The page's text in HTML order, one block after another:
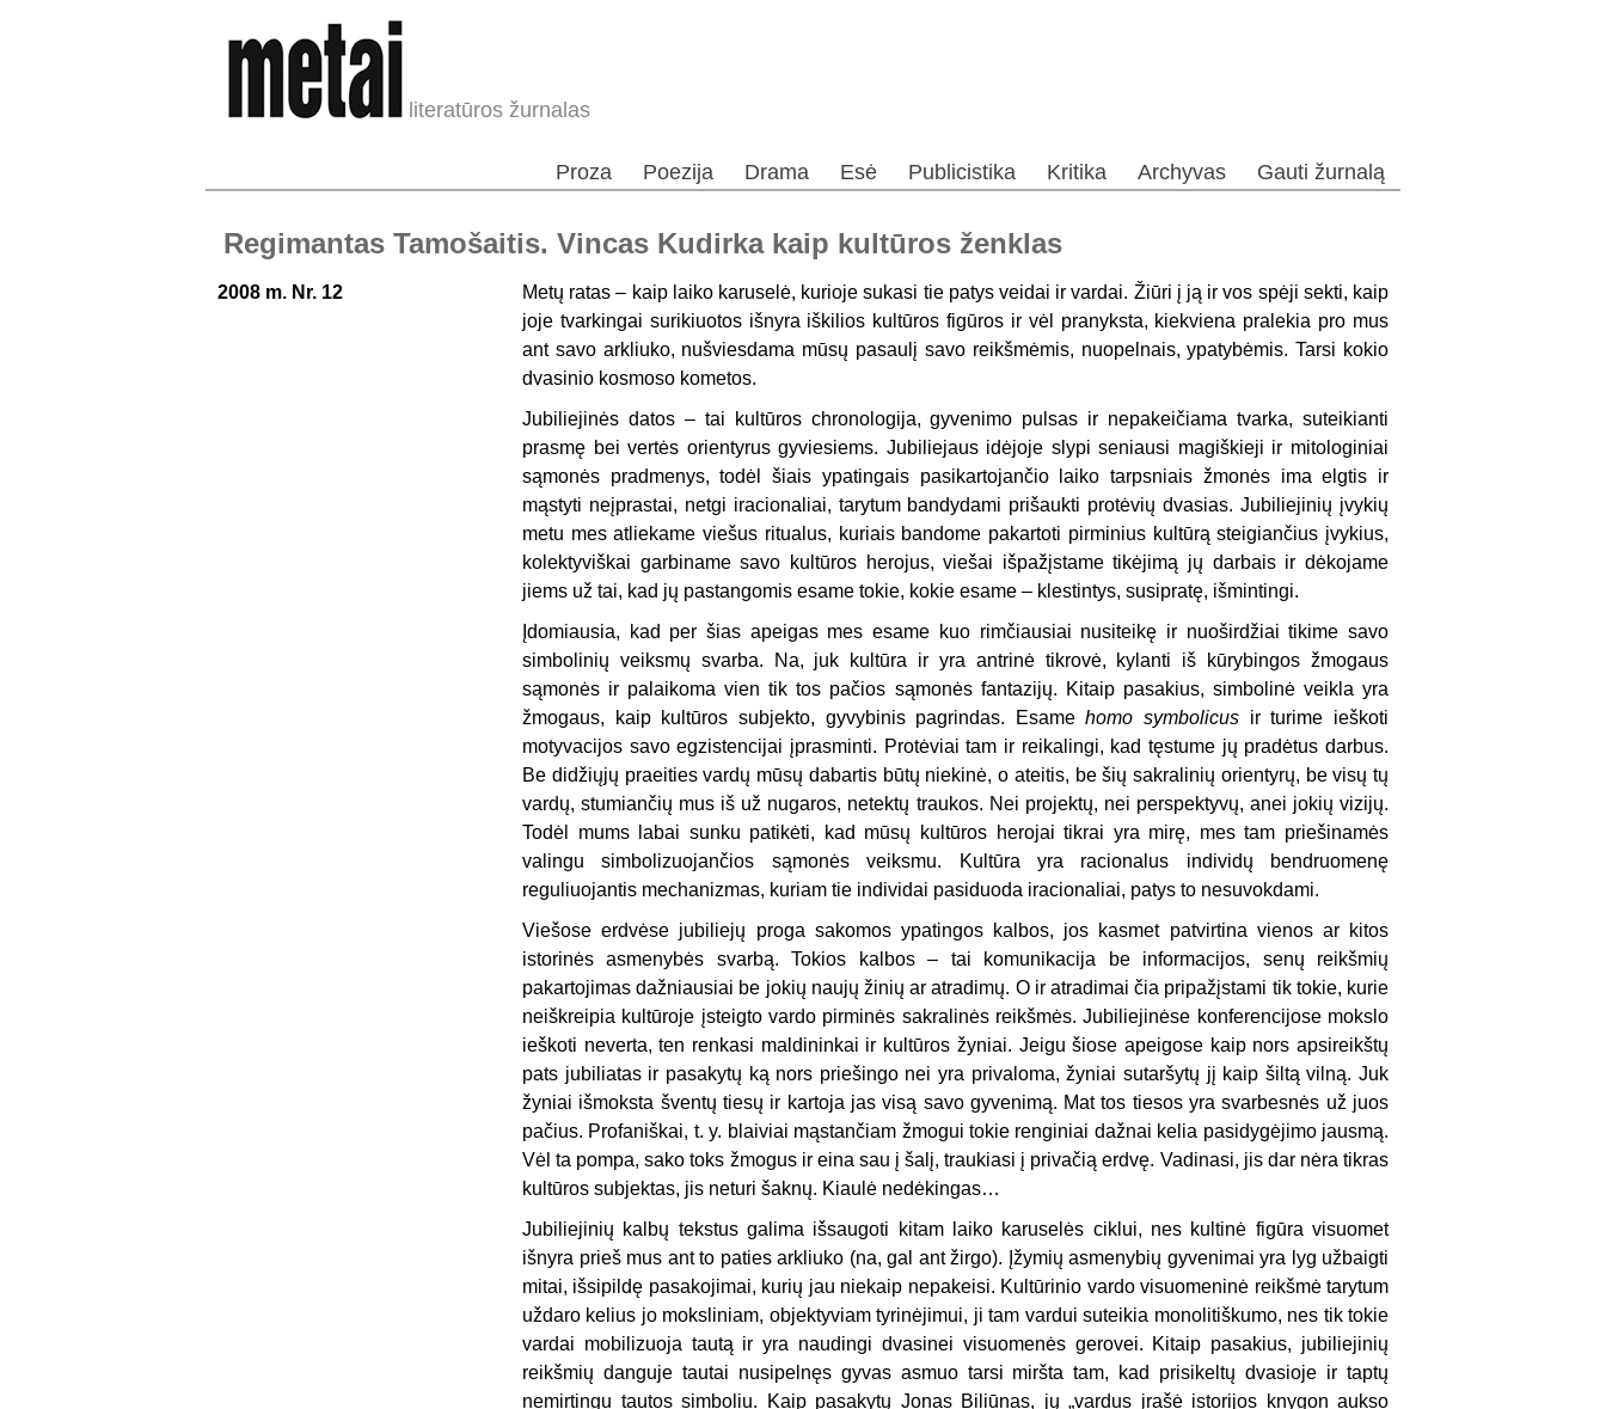
literatūros žurnalas
Proza Poezija Drama Esė Publicistika Kritika Archyvas Gauti žurnalą
Regimantas Tamošaitis. Vincas Kudirka kaip kultūros ženklas
2008 m. Nr. 12
Metų ratas – kaip laiko karuselė, kurioje sukasi tie patys veidai ir vardai. Žiūri į ją ir vos spėji sekti, kaip
joje tvarkingai surikiuotos išnyra iškilios kultūros figūros ir vėl pranyksta, kiekviena pralekia pro mus
ant savo arkliuko, nušviesdama mūsų pasaulį savo reikšmėmis, nuopelnais, ypatybėmis. Tarsi kokio
dvasinio kosmoso kometos.
Jubiliejinės datos – tai kultūros chronologija, gyvenimo pulsas ir nepakeičiama tvarka, suteikianti
prasmę bei vertės orientyrus gyviesiems. Jubiliejaus idėjoje slypi seniausi magiškieji ir mitologiniai
sąmonės pradmenys, todėl šiais ypatingais pasikartojančio laiko tarpsniais žmonės ima elgtis ir
mąstyti neįprastai, netgi iracionaliai, tarytum bandydami prišaukti protėvių dvasias. Jubiliejinių įvykių
metu mes atliekame viešus ritualus, kuriais bandome pakartoti pirminius kultūrą steigiančius įvykius,
kolektyviškai garbiname savo kultūros herojus, viešai išpažįstame tikėjimą jų darbais ir dėkojame
jiems už tai, kad jų pastangomis esame tokie, kokie esame – klestintys, susipratę, išmintingi.
Įdomiausia, kad per šias apeigas mes esame kuo rimčiausiai nusiteikę ir nuoširdžiai tikime savo
simbolinių veiksmų svarba. Na, juk kultūra ir yra antrinė tikrovė, kylanti iš kūrybingos žmogaus
sąmonės ir palaikoma vien tik tos pačios sąmonės fantazijų. Kitaip pasakius, simbolinė veikla yra
žmogaus, kaip kultūros subjekto, gyvybinis pagrindas. Esamehomo symbolicus ir turime ieškoti
motyvacijos savo egzistencijai įprasminti. Protėviai tam ir reikalingi, kad tęstume jų pradėtus darbus.
Be didžiųjų praeities vardų mūsų dabartis būtų niekinė, o ateitis, be šių sakralinių orientyrų, be visų tų
vardų, stumiančių mus iš už nugaros, netektų traukos. Nei projektų, nei perspektyvų, anei jokių vizijų.
Todėl mums labai sunku patikėti, kad mūsų kultūros herojai tikrai yra mirę, mes tam priešinamės
valingu simbolizuojančios sąmonės veiksmu. Kultūra yra racionalus individų bendruomenę
reguliuojantis mechanizmas, kuriam tie individai pasiduoda iracionaliai, patys to nesuvokdami.
Viešose erdvėse jubiliejų proga sakomos ypatingos kalbos, jos kasmet patvirtina vienos ar kitos
istorinės asmenybės svarbą. Tokios kalbos – tai komunikacija be informacijos, senų reikšmių
pakartojimas dažniausiai be jokių naujų žinių ar atradimų. O ir atradimai čia pripažįstami tik tokie, kurie
neiškreipia kultūroje įsteigto vardo pirminės sakralinės reikšmės. Jubiliejinėse konferencijose mokslo
ieškoti neverta, ten renkasi maldininkai ir kultūros žyniai. Jeigu šiose apeigose kaip nors apsireikštų
pats jubiliatas ir pasakytų ką nors priešingo nei yra privaloma, žyniai sutaršytų jį kaip šiltą vilną. Juk
žyniai išmoksta šventų tiesų ir kartoja jas visą savo gyvenimą. Mat tos tiesos yra svarbesnės už juos
pačius. Profaniškai, t. y. blaiviai mąstančiam žmogui tokie renginiai dažnai kelia pasidygėjimo jausmą.
Vėl ta pompa, sako toks žmogus ir eina sau į šalį, traukiasi į privačią erdvę. Vadinasi, jis dar nėra tikras
kultūros subjektas, jis neturi šaknų. Kiaulė nedėkingas…
Jubiliejinių kalbų tekstus galima išsaugoti kitam laiko karuselės ciklui, nes kultinė figūra visuomet
išnyra prieš mus ant to paties arkliuko (na, gal ant žirgo). Įžymių asmenybių gyvenimai yra lyg užbaigti
mitai, išsipildę pasakojimai, kurių jau niekaip nepakeisi. Kultūrinio vardo visuomeninė reikšmė tarytum
uždaro kelius jo moksliniam, objektyviam tyrinėjimui, ji tam vardui suteikia monolitiškumo, nes tik tokie
vardai mobilizuoja tautą ir yra naudingi dvasinei visuomenės gerovei. Kitaip pasakius, jubiliejinių
reikšmių danguje tautai nusipelnęs gyvas asmuo tarsi miršta tam, kad prisikeltų dvasioje ir taptų
nemirtingu tautos simboliu. Kaip pasakytų Jonas Biliūnas, jų „vardus įrašė istorijos knygon aukso